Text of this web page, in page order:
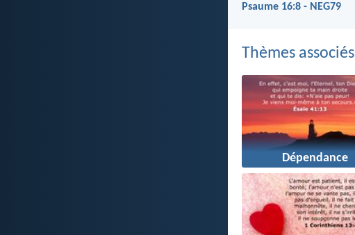
Psaume 16:8 - NEG79
Thèmes associés
Dépendance